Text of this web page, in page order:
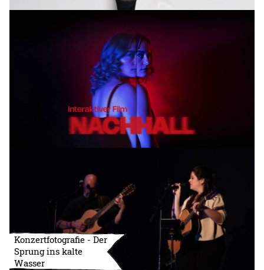
Konzertfotografie - Der
Sprung ins kalte
Wasser